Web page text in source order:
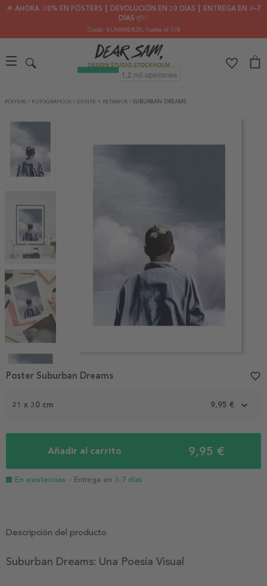
🌟 AHORA: 30% EN PÓSTERS ┃ DEVOLUCIÓN EN 30 DÍAS ┃ ENTREGA EN 2–7
DÍAS 📦✨
Code: SUMMER30, hasta el 7/8
PÓSTERS / FOTOGRÁFICOS / GENTE Y RETRATOS / SUBURBAN DREAMS
1
21 x 30 cm 9,95 €
Añadir al carrito 9,95 €
En existencias - Entrega en 3-7 días
Poster Suburban Dreams favorite_border
Descripción del producto
Suburban Dreams: Una Poesía Visual